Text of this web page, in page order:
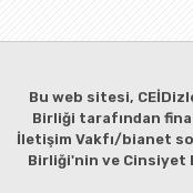
Bu web sitesi,
Birliği tarafından
İletişim Vakfı/bianet
Birliği'nin ve Cinsiyet